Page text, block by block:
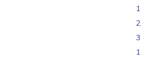
1
2
3
1